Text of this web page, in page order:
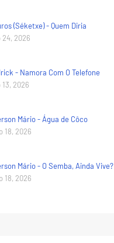
(Séketxe) - Quem Diria
24, 2026
- Namora Com O Telefone
13, 2026
Mário - Água de Côco
18, 2026
Mário - O Semba, Ainda Vive?
18, 2026